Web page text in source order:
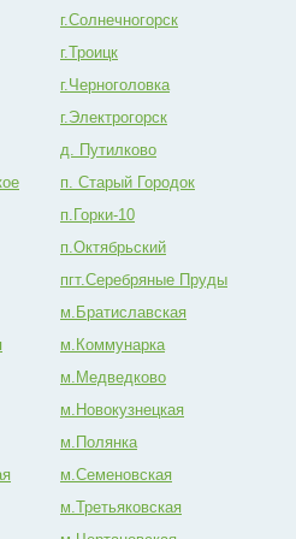
г.Солнечногорск
г.Троицк
г.Черноголовка
г.Электрогорск
д. Путилково
п. Старый Городок
п.Горки-10
п.Октябрьский
пгт.Серебряные Пруды
м.Братиславская
м.Коммунарка
м.Медведково
м.Новокузнецкая
м.Полянка
м.Семеновская
м.Третьяковская